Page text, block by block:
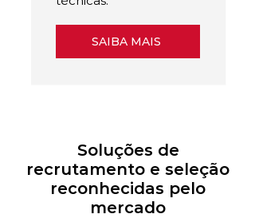
SAIBA MAIS
Soluções de
recrutamento e seleção
reconhecidas pelo
mercado